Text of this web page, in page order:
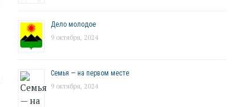
Дело молодое
9 октября, 2024
Семья — на первом месте
9 октября, 2024